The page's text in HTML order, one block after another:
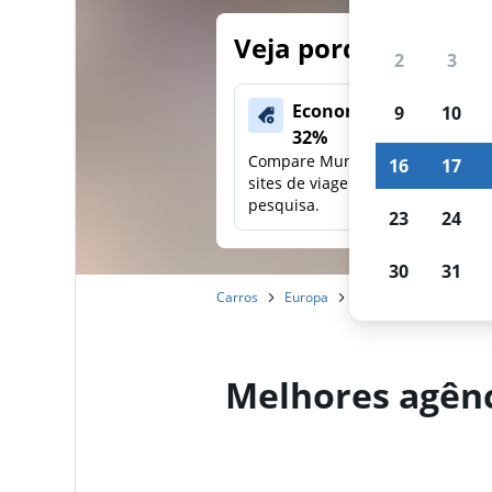
Veja porque
Economize mais de
32%
Compare Mundi com outros
sites de viagens em uma única
pesquisa.
Carros Europa
Melhores
2 3
9 10
16 17
23 24
30 31